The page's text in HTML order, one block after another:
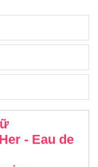
- Eau de